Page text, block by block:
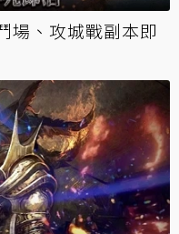
場、攻城戰副本即